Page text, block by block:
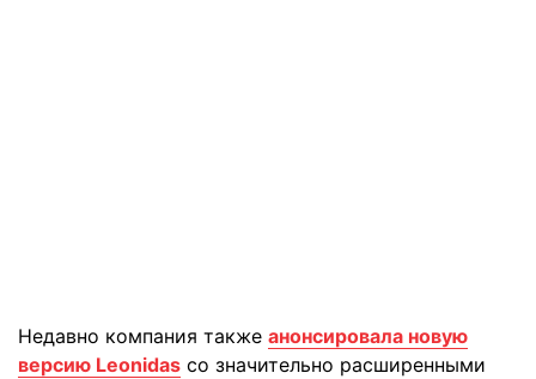
Недавно компания также анонсировала новую
версию Leonidas со значительно расширенными